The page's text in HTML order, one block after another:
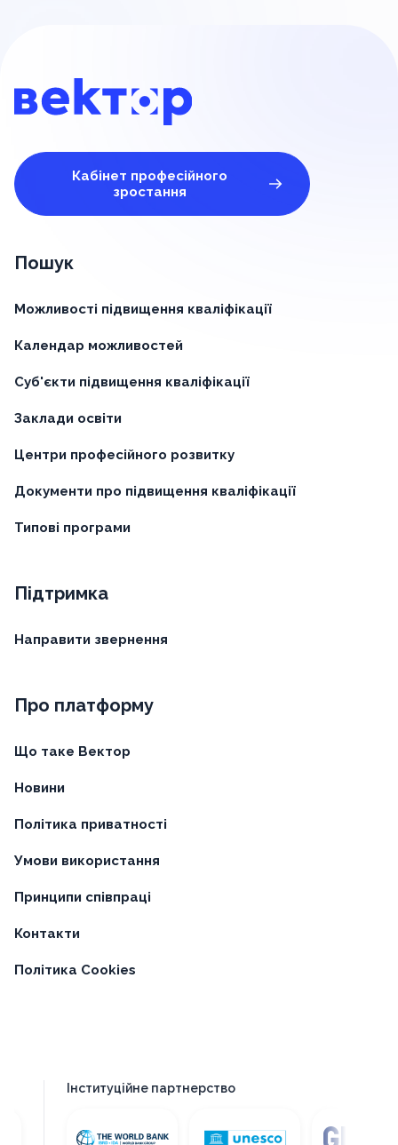
Кабінет професійного
зростання
Пошук
Можливості підвищення кваліфікації
Календар можливостей
Суб'єкти підвищення кваліфікації
Заклади освіти
Центри професійного розвитку
Документи про підвищення кваліфікації
Типові програми
Підтримка
Направити звернення
Про платформу
Що таке Вектор
Новини
Політика приватності
Умови використання
Принципи співпраці
Контакти
Політика Cookies
Інституційне партнерство